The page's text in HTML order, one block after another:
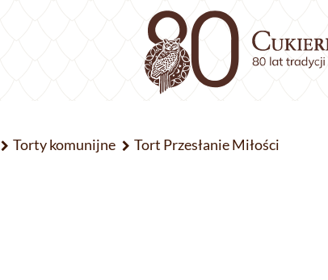
Torty komunijne Tort Przesłanie Miłości